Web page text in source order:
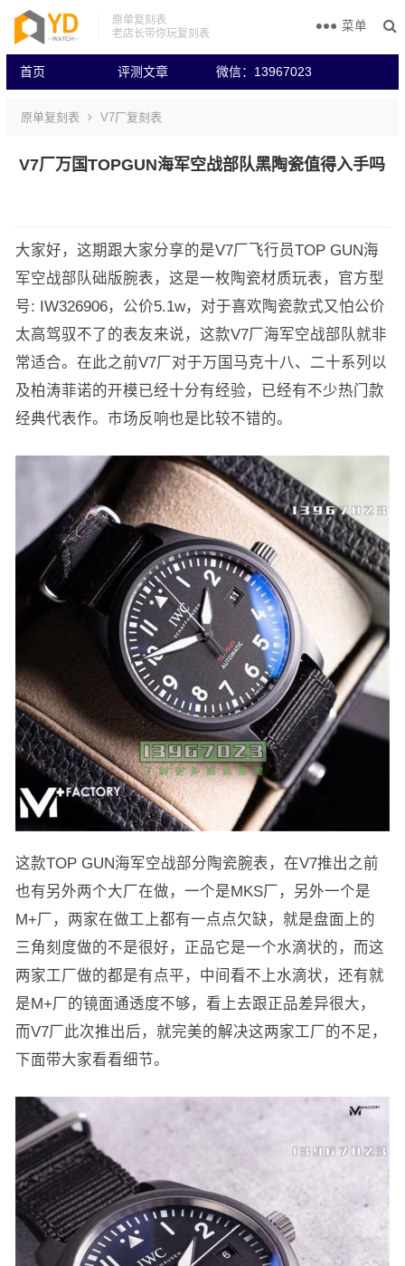
原单复刻表
老店长带你玩复刻表
首页 评测文章 微信：13967023
菜单
原单复刻表 V7厂复刻表
V7厂万国TOPGUN海军空战部队黑陶瓷值得入手吗
大家好，这期跟大家分享的是V7厂飞行员TOP GUN海
军空战部队础版腕表，这是一枚陶瓷材质玩表，官方型
号: IW326906，公价5.1w，对于喜欢陶瓷款式又怕公价
太高驾驭不了的表友来说，这款V7厂海军空战部队就非
常适合。在此之前V7厂对于万国马克十八、二十系列以
及柏涛菲诺的开模已经十分有经验，已经有不少热门款
经典代表作。市场反响也是比较不错的。
这款TOP GUN海军空战部分陶瓷腕表，在V7推出之前
也有另外两个大厂在做，一个是MKS厂，另外一个是
M+厂，两家在做工上都有一点点欠缺，就是盘面上的
三角刻度做的不是很好，正品它是一个水滴状的，而这
两家工厂做的都是有点平，中间看不上水滴状，还有就
是M+厂的镜面通透度不够，看上去跟正品差异很大，
而V7厂此次推出后，就完美的解决这两家工厂的不足，
下面带大家看看细节。